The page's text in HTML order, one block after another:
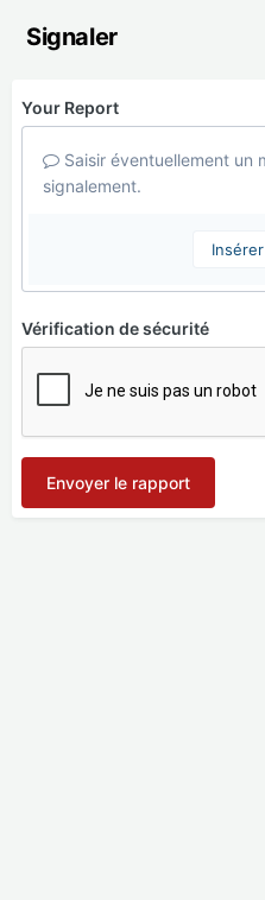
Signaler
Your Report
Saisir éventuellement un
signalement.
Vérification de sécurité
Envoyer le rapport